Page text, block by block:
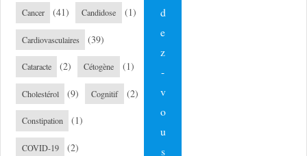
Cancer (41) Candidose (1)
Cardiovasculaires (39)
Cataracte (2) Cétogène (1)
Cholestérol (9) Cognitif (2)
Constipation (1)
COVID-19 (2)
d
e
z
-
v
o
u
s